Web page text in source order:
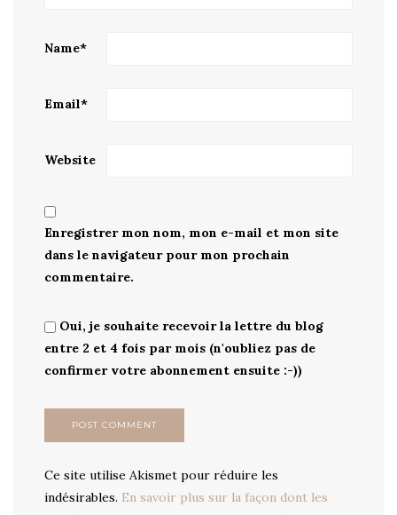
Name*
Email*
Website
Enregistrer mon nom, mon e-mail et mon site
dans le navigateur pour mon prochain
commentaire.
Oui, je souhaite recevoir la lettre du blog
entre 2 et 4 fois par mois (n'oubliez pas de
confirmer votre abonnement ensuite :-))
Ce site utilise Akismet pour réduire les
indésirables. En savoir plus sur la façon dont les